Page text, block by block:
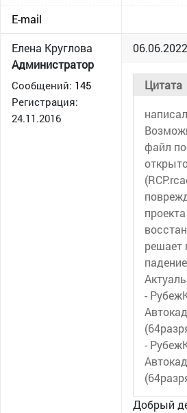
E-mail
Елена Круглова
Администратор
Сообщений: 145
Регистрация:
24.11.2016
Цитата
файл
решает
-
-
Добрый